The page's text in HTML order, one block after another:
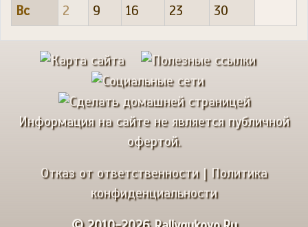
Вс
2 9 16 23 30
Информация на сайте не является публичной
офертой.
Отказ от ответственности| Политика
конфиденциальности